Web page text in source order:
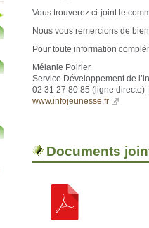
Vous trouverez ci-joint le
Nous vous remercions de
Pour toute information
Mélanie Poirier
Service Développement de
02 31 27 80 85 (ligne directe) ||
www.infojeunesse.fr
Documents